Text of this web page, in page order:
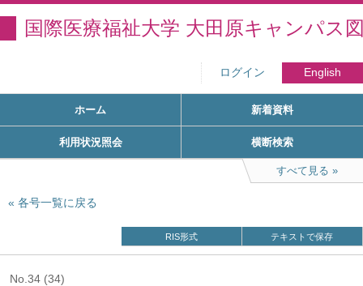
国際医療福祉大学 大田原キャンパス
ログイン English
ホーム 新着資料
利用状況照会 横断検索
すべて見る
各号一覧に戻る
RIS形式 テキストで保存
No.34 (34)